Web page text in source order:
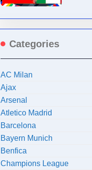
Categories
AC Milan
Ajax
Arsenal
Atletico Madrid
Barcelona
Bayern Munich
Benfica
Champions League